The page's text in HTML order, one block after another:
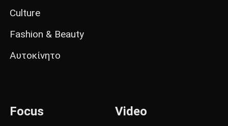
Culture
Fashion & Beauty
Αυτοκίνητο
Focus Video